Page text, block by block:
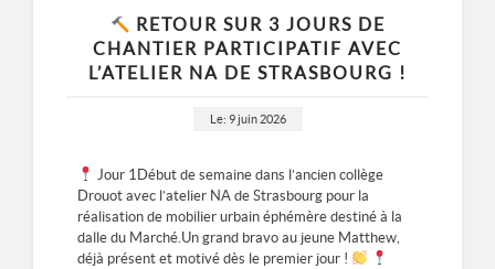
RETOUR SUR 3 JOURS DE
CHANTIER PARTICIPATIF AVEC
L’ATELIER NA DE STRASBOURG !
Le: 9 juin 2026
Jour 1Début de semaine dans l’ancien collège
Drouot avec l’atelier NA de Strasbourg pour la
réalisation de mobilier urbain éphémère destiné à la
dalle du Marché.Un grand bravo au jeune Matthew,
déjà présent et motivé dès le premier jour !